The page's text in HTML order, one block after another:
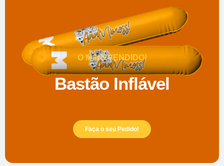
O MAIS VENDIDO!
Bastão Inflável
Faça o seu Pedido!